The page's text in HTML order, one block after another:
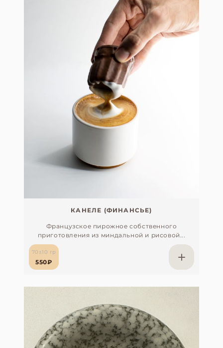
КАНЕЛЕ (ФИНАНСЬЕ)
Французское пирожное собственного
приготовления из миндальной и рисовой...
70±10 гр
550₽